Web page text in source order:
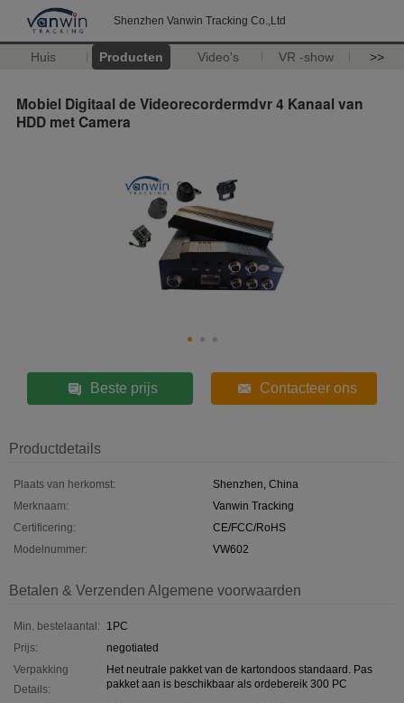
Shenzhen Vanwin Tracking Co.,Ltd
Huis Producten Video's VR -show >>
Mobiel Digitaal de Videorecordermdvr 4 Kanaal van
HDD met Camera
Beste prijs Contacteer ons
Productdetails
Plaats van herkomst:
Shenzhen, China
Merknaam:
Vanwin Tracking
Certificering:
CE/FCC/RoHS
Modelnummer:
VW602
Betalen & Verzenden Algemene voorwaarden
Min. bestelaantal:
1PC
Prijs:
negotiated
Verpakking
Details:
Het neutrale pakket van de kartondoos standaard. Pas
pakket aan is beschikbaar als ordebereik 300 PC